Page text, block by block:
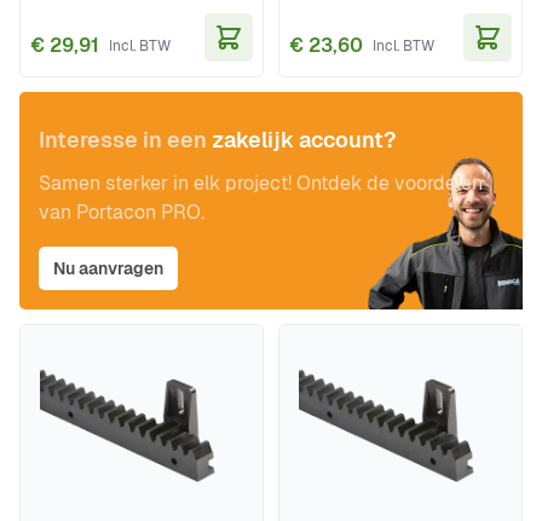
€ 29,91 € 23,60
Interesse in een zakelijk account?
Samen sterker in elk project! Ontdek de voordelen
van Portacon PRO.
Nu aanvragen